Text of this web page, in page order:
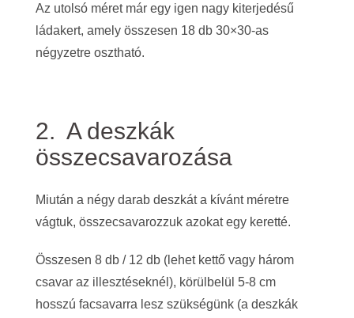
Az utolsó méret már egy igen nagy kiterjedésű
ládakert, amely összesen 18 db 30×30-as
négyzetre osztható.
2. A deszkák
összecsavarozása
Miután a négy darab deszkát a kívánt méretre
vágtuk, összecsavarozzuk azokat egy keretté.
Összesen 8 db / 12 db (lehet kettő vagy három
csavar az illesztéseknél), körülbelül 5-8 cm
hosszú facsavarra lesz szükségünk (a deszkák